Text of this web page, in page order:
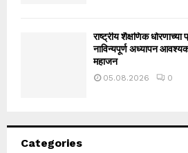
राष्ट्रीय शैक्षणिक
नाविन्यपूर्ण अध्यापन
महाजन
05.08.2026 0
Categories